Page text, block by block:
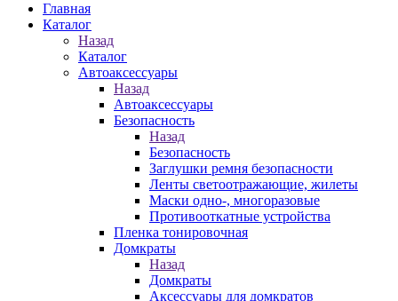
Главная
Каталог
Назад
Каталог
Автоаксессуары
Назад
Автоаксессуары
Безопасность
Назад
Безопасность
Заглушки ремня безопасности
Ленты светоотражающие, жилеты
Маски одно-, многоразовые
Противооткатные устройства
Пленка тонировочная
Домкраты
Назад
Домкраты
Аксессуары для домкратов